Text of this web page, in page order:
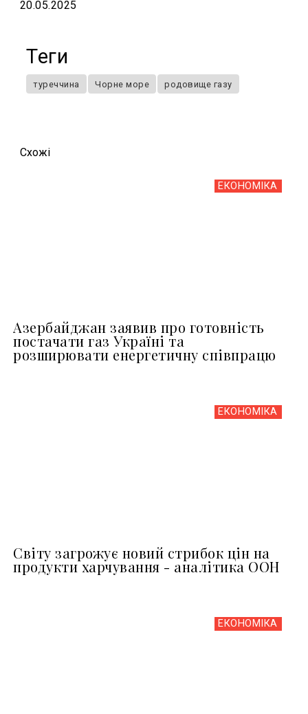
20.05.2025
Теги
туреччина Чорне море родовище газу
Схожi
ЕКОНОМІКА
Азербайджан заявив про готовність
постачати газ Україні та
розширювати енергетичну співпрацю
ЕКОНОМІКА
Світу загрожує новий стрибок цін на
продукти харчування - аналітика ООН
ЕКОНОМІКА